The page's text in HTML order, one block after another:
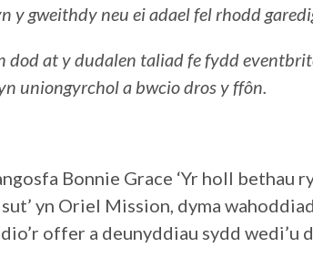
y gweithdy neu ei adael fel rhodd
dod at y dudalen taliad fe fydd
uniongyrchol a bwcio dros y ffôn.
Bonnie Grace ‘Yr holl bethau
yn Oriel Mission, dyma
offer a deunyddiau sydd wedi’u